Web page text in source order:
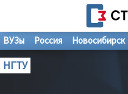
ВУЗы Россия Новосибирск
НГТУ